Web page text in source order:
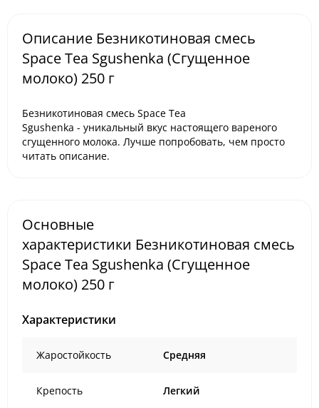
Описание Безникотиновая смесь
Space Tea Sgushenka (Сгущенное
молоко) 250 г
Безникотиновая смесь Space Tea
Sgushenka - уникальный вкус настоящего вареного
сгущенного молока. Лучше попробовать, чем просто
читать описание.
Основные
характеристики Безникотиновая смесь
Space Tea Sgushenka (Сгущенное
молоко) 250 г
Характеристики
Жаростойкость Средняя
Крепость Легкий